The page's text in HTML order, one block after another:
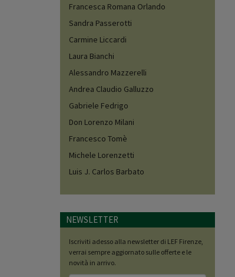
Francesca Romana Orlando
Sandra Passerotti
Carmine Liccardi
Laura Bianchi
Alessandro Mazzerelli
Andrea Claudio Galluzzo
Gabriele Fedrigo
Don Lorenzo Milani
Francesco Tomè
Michele Lorenzetti
Luis J. Carlos Barbato
NEWSLETTER
Iscriviti adesso alla newsletter di LEF Firenze,
verrai sempre aggiornato sulle offerte e le
novità in arrivo.